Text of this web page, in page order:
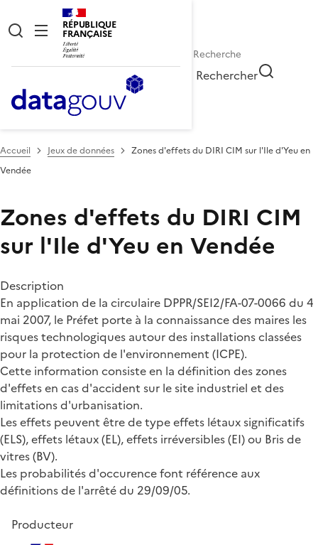
RÉPUBLIQUE
FRANÇAISE
Rechercher
Accueil Jeux de données
Zones d'effets du DIRI CIM sur l'Ile d'Yeu en
Vendée
Zones d'effets du DIRI CIM
sur l'Ile d'Yeu en Vendée
Description
En application de la circulaire DPPR/SEI2/FA-07-0066 du 4
mai 2007, le Préfet porte à la connaissance des maires les
risques technologiques autour des installations classées
pour la protection de l'environnement (ICPE).
Cette information consiste en la définition des zones
d'effets en cas d'accident sur le site industriel et des
limitations d'urbanisation.
Les effets peuvent être de type effets létaux significatifs
(ELS), effets létaux (EL), effets irréversibles (EI) ou Bris de
vitres (BV).
Les probabilités d'occurence font référence aux
définitions de l'arrêté du 29/09/05.
Producteur